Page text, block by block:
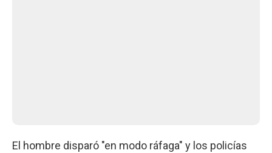
El hombre disparó "en modo ráfaga" y los policías